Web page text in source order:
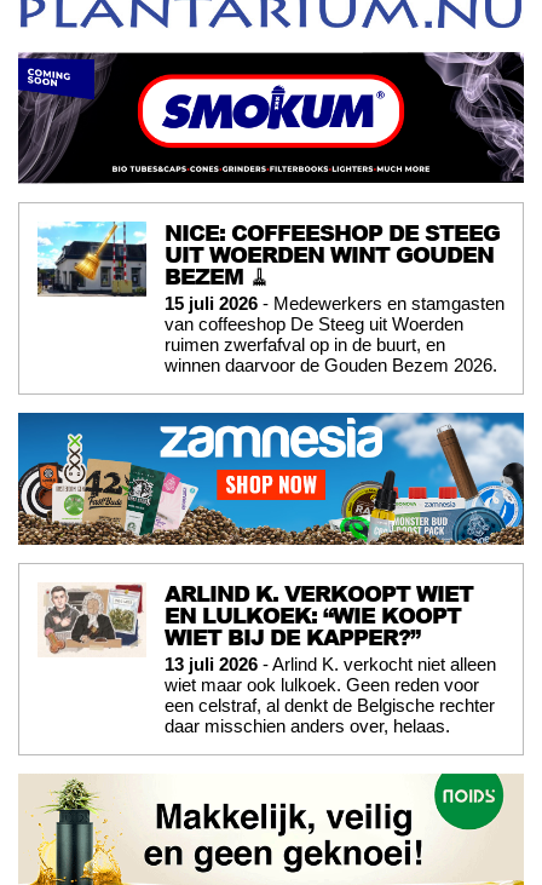
NICE: COFFEESHOP DE STEEG
UIT WOERDEN WINT GOUDEN
BEZEM 🧹
15 juli 2026 - Medewerkers en stamgasten
van coffeeshop De Steeg uit Woerden
ruimen zwerfafval op in de buurt, en
winnen daarvoor de Gouden Bezem 2026.
ARLIND K. VERKOOPT WIET
EN LULKOEK: “WIE KOOPT
WIET BIJ DE KAPPER?”
13 juli 2026 - Arlind K. verkocht niet alleen
wiet maar ook lulkoek. Geen reden voor
een celstraf, al denkt de Belgische rechter
daar misschien anders over, helaas.